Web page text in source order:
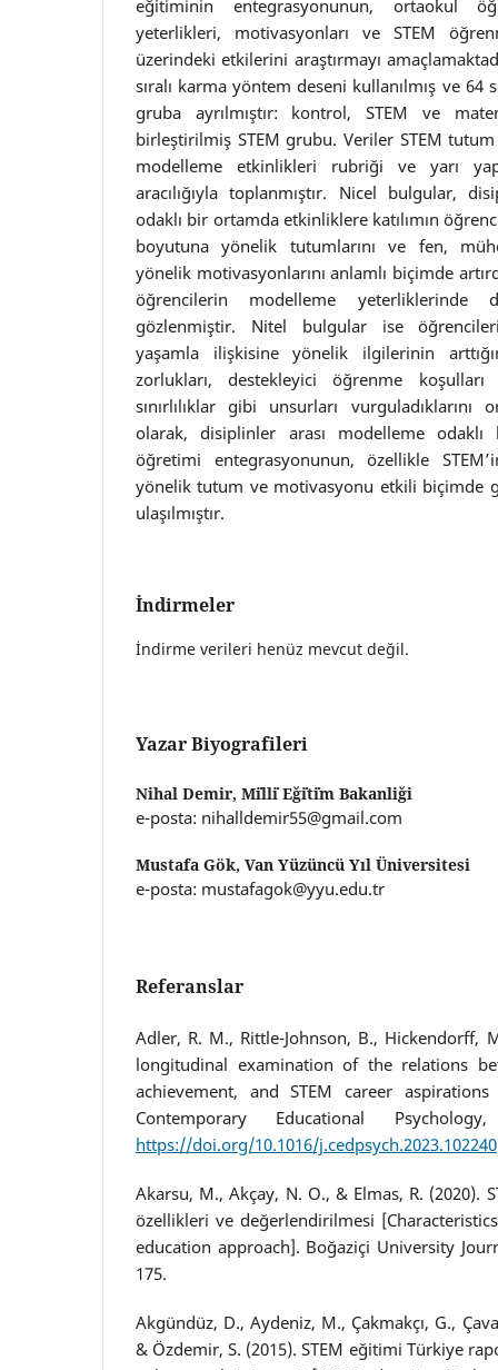
eğitiminin entegrasyonunun, ortaokul
yeterlikleri, motivasyonları ve STEM
üzerindeki etkilerini araştırmayı
sıralı karma yöntem deseni kullanılmış ve 64
gruba ayrılmıştır: kontrol, STEM ve
birleştirilmiş STEM grubu. Veriler STEM
modelleme etkinlikleri rubriği ve yarı
aracılığıyla toplanmıştır. Nicel bulgular,
odaklı bir ortamda etkinliklere katılımın
boyutuna yönelik tutumlarını ve fen,
yönelik motivasyonlarını anlamlı biçimde
öğrencilerin modelleme yeterliklerinde
gözlenmiştir. Nitel bulgular ise
yaşamla ilişkisine yönelik ilgilerinin
zorlukları, destekleyici öğrenme koşulları
sınırlılıklar gibi unsurları
olarak, disiplinler arası modelleme
öğretimi entegrasyonunun, özellikle
yönelik tutum ve motivasyonu etkili biçimde
ulaşılmıştır.
İndirmeler
İndirme verileri henüz mevcut değil.
Yazar Biyografileri
Nihal Demir, Mi̇lli̇ Eği̇ti̇m Bakanliği
e-posta: nihalldemir55@gmail.com
Mustafa Gök, Van Yüzüncü Yıl Üniversitesi
e-posta: mustafagok@yyu.edu.tr
Referanslar
Adler, R. M., Rittle-Johnson, B., Hickendorff,
longitudinal examination of the relations
achievement, and STEM career
Contemporary Educational
https://doi.org/10.1016/j.cedpsych.2023.102240
Akarsu, M., Akçay, N. O., & Elmas, R. (2020).
özellikleri ve değerlendirilmesi
education approach]. Boğaziçi University
175.
Akgündüz, D., Aydeniz, M., Çakmakçı, G.,
& Özdemir, S. (2015). STEM eğitimi Türkiye